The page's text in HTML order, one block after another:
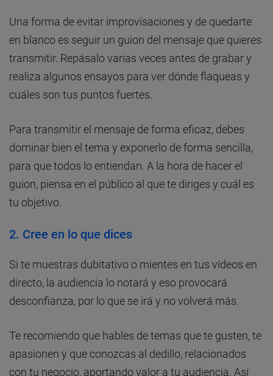
Una forma de evitar improvisaciones y de quedarte
en blanco es seguir un guion del mensaje que quieres
transmitir. Repásalo varias veces antes de grabar y
realiza algunos ensayos para ver dónde flaqueas y
cuáles son tus puntos fuertes.
Para transmitir el mensaje de forma eficaz, debes
dominar bien el tema y exponerlo de forma sencilla,
para que todos lo entiendan. A la hora de hacer el
guion, piensa en el público al que te diriges y cuál es
tu objetivo.
2. Cree en lo que dices
Si te muestras dubitativo o mientes en tus vídeos en
directo, la audiencia lo notará y eso provocará
desconfianza, por lo que se irá y no volverá más.
Te recomiendo que hables de temas que te gusten, te
apasionen y que conozcas al dedillo, relacionados
con tu negocio, aportando valor a tu audiencia. Así